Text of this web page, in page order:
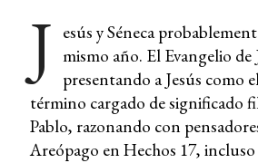
J esús y Séneca
mismo año. El Evangelio de
presentando a Jesús como
término cargado de significado
Pablo, razonando con
Areópago en Hechos 17,